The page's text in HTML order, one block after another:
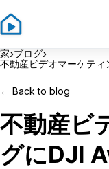
家›ブログ›
不動産ビデオマーケテ
← Back to blog
不動産ビ
グにDJI